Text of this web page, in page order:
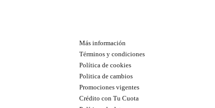
Más información
Términos y condiciones
Política de cookies
Politica de cambios
Promociones vigentes
Crédito con Tu Cuota